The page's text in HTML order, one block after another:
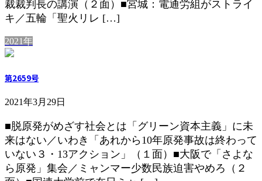
裁裁判長の講演（２面）■宮城：電通労組がストライ
キ／五輪「聖火リレ […]
2021年
第2659号
2021年3月29日
■脱原発がめざす社会とは「グリーン資本主義」に未
来はない／いわき「あれから10年原発事故は終わって
いない３・13アクション」（１面）■大阪で「さよな
ら原発」集会／ミャンマー少数民族迫害やめろ（２